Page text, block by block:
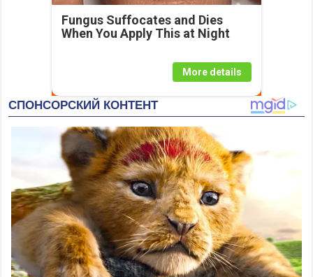
Fungus Suffocates and Dies
When You Apply This at Night
More details